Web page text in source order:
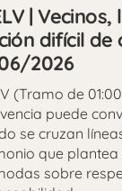
|
difícil de
2026
(Tramo de
puede
se cruzan
que
sobre